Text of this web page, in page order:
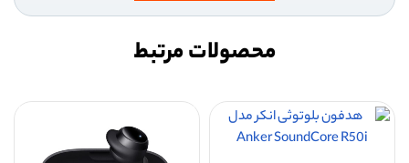
محصولات مرتبط